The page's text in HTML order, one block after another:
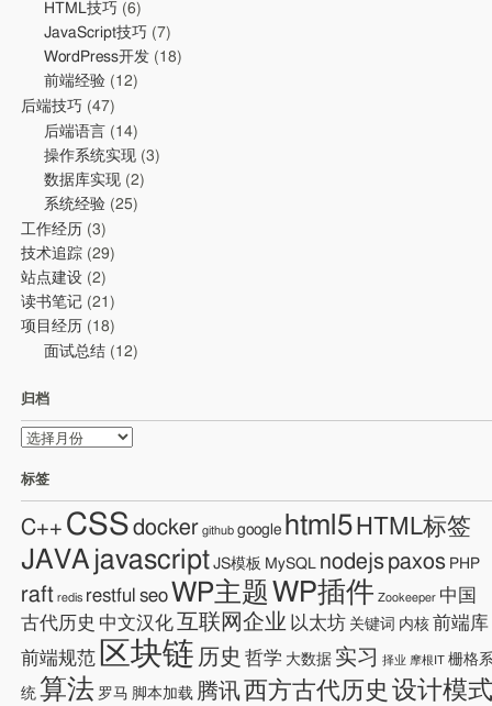
HTML技巧 (6)
JavaScript技巧 (7)
WordPress开发 (18)
前端经验 (12)
后端技巧 (47)
后端语言 (14)
操作系统实现 (3)
数据库实现 (2)
系统经验 (25)
工作经历 (3)
技术追踪 (29)
站点建设 (2)
读书笔记 (21)
项目经历 (18)
面试总结 (12)
归档
归
标签
C++ CSS docker github google html5 HTML标签
JAVA javascript JS模板 MySQL nodejs paxos PHP
raft redis restful seo WP主题 WP插件 Zookeeper 中国
古代历史 中文汉化互联网企业 以太坊 关键词 内核 前端库
前端规范 区块链 历史 哲学 大数据 实习 择业 摩根IT 栅格
统 算法 罗马 脚本加载 腾讯 西方古代历史 设计模